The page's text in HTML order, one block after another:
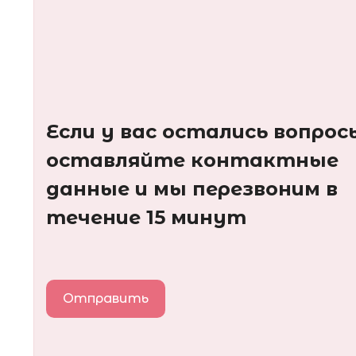
Если у вас остались
оставляйте контактные
данные и мы перезвоним в
течение 15 минут